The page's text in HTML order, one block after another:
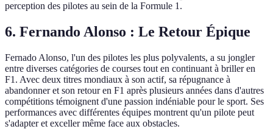
perception des pilotes au sein de la Formule 1.
6. Fernando Alonso : Le Retour Épique
Fernado Alonso, l'un des pilotes les plus polyvalents, a su jongler
entre diverses catégories de courses tout en continuant à briller en
F1. Avec deux titres mondiaux à son actif, sa répugnance à
abandonner et son retour en F1 après plusieurs années dans d'autres
compétitions témoignent d'une passion indéniable pour le sport. Ses
performances avec différentes équipes montrent qu'un pilote peut
s'adapter et exceller même face aux obstacles.